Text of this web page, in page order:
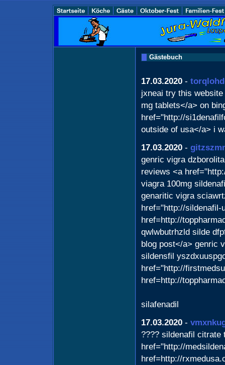
Gästebuch
17.03.2020 -
jxneai try this
mg tablets</a> on
href="http://
outside of usa</a> i
17.03.2020 -
genric vigra
reviews <a
viagra 100mg
genaritic vigra
href="http://
href=http://
qwlwbutrhzld silde
blog post</a> genric
sildensfil
href="http://
href=http://
silafenadil
17.03.2020 -
???? sildenafil citrate
href="http://
href=http://